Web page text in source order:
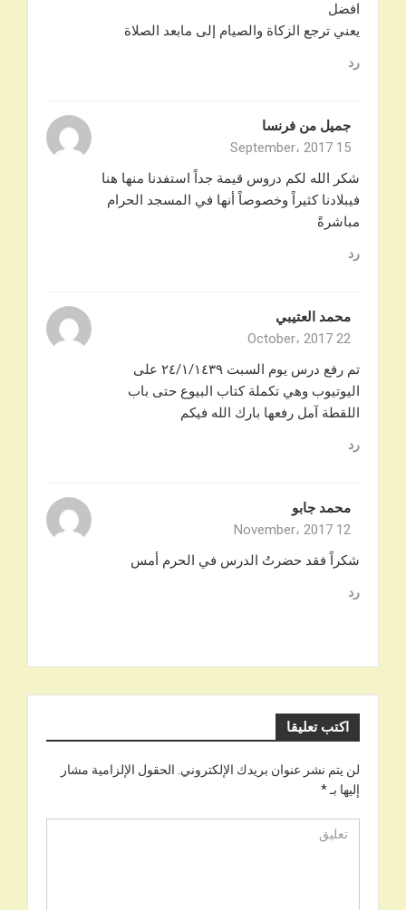
افضل
يعني ترجع الزكاة والصيام إلى مابعد الصلاة
رد
جميل من فرنسا
15 September، 2017
شكر الله لكم دروس قيمة جداً استفدنا منها هنا
فيبلادنا كثيراً وخصوصاً أنها في المسجد الحرام
مباشرةً
رد
محمد العتيبي
22 October، 2017
تم رفع درس يوم السبت ٢٤/١/١٤٣٩ على
اليوتيوب وهي تكملة كتاب البيوع حتى باب
اللقطة آمل رفعها بارك الله فيكم
رد
محمد جابو
12 November، 2017
شكراً فقد حضرتُ الدرس في الحرم أمس
رد
اكتب تعليقا
لن يتم نشر عنوان بريدك الإلكتروني. الحقول الإلزامية مشار
إليها بـ*